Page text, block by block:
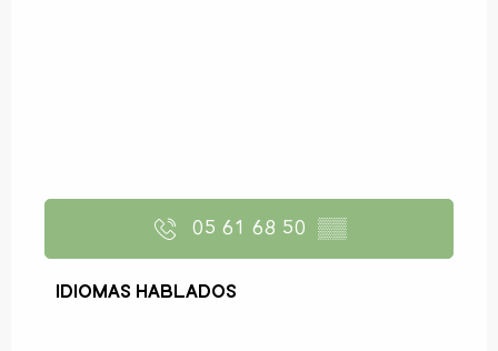
05 61 68 50 ▒▒
Idiomas hablados
Idiomas hablados